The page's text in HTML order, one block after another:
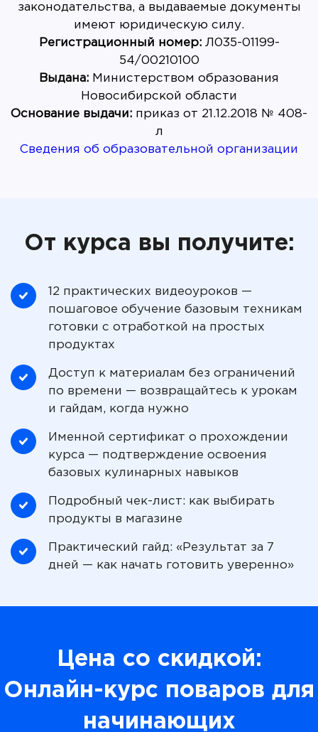
законодательства, а выдаваемые документы
имеют юридическую силу.
Регистрационный номер:Л035-01199-
Выдана: Министерством образования
Основание выдачи: приказ от 21.12.2018 № 408-
Сведения об образовательной организации
От курса вы получите:
12 практических видеоуроков —
пошаговое обучение базовым техникам
готовки с отработкой на простых
продуктах
Доступ к материалам без ограничений
по времени — возвращайтесь к урокам
и гайдам, когда нужно
Именной сертификат о прохождении
курса — подтверждение освоения
базовых кулинарных навыков
Подробный чек-лист: как выбирать
продукты в магазине
Практический гайд: «Результат за 7
дней — как начать готовить уверенно»
Цена со скидкой:
Онлайн-курс поваров для
начинающих